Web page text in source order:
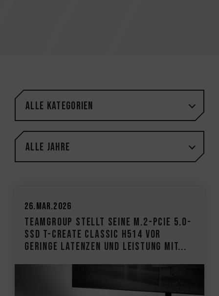
Alle Kategorien
Alle Jahre
26.Mar.2026
TEAMGROUP stellt seine M.2-PCIe 5.0-
SSD T-CREATE CLASSIC H514 vor
Geringe Latenzen und Leistung mit...